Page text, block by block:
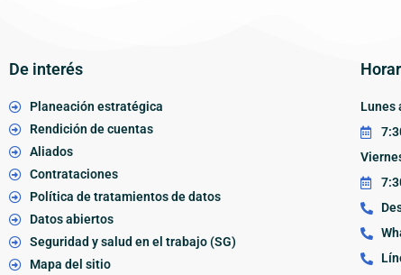
De interés
Planeación estratégica
Rendición de cuentas
Aliados
Contrataciones
Política de tratamientos de datos
Datos abiertos
Seguridad y salud en el trabajo (SG)
Mapa del sitio
Lunes